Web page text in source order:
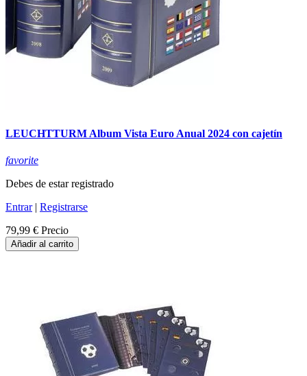
LEUCHTTURM Album Vista Euro Anual 2024 con cajetín
favorite
Debes de estar registrado
Entrar| Registrarse
79,99 € Precio
Añadir al carrito